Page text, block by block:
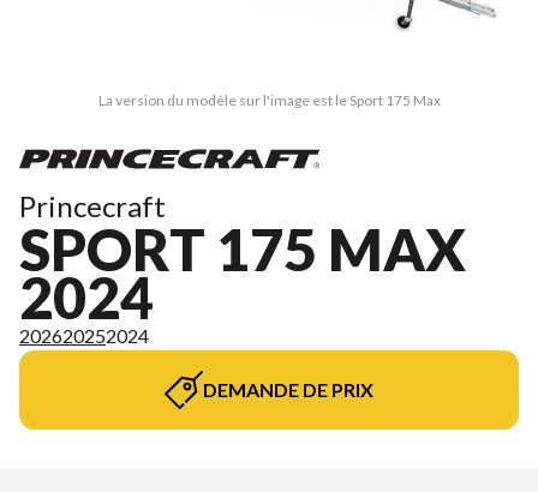
La version du modèle sur l'image est le Sport 175 Max
Princecraft
SPORT 175 MAX
2024
202620252024
DEMANDE DE PRIX